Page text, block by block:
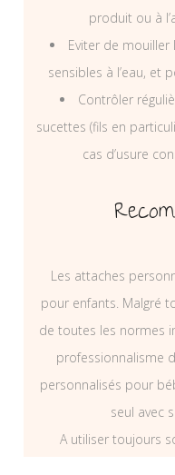
produit ou à
Eviter de
sensibles à l’eau, et
Contrôler
sucettes (fils en
cas d’usure
Les attaches
pour enfants. Malgré
de toutes les normes
professionnalisme
personnalisés pour
seul avec
A utiliser toujours